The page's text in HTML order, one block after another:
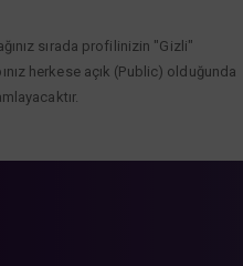
sırada profilinizin "Gizli"
herkese açık (Public) olduğunda